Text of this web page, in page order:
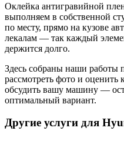
Оклейка антигравийной
выполняем в собственной
по месту, прямо на кузове
лекалам — так каждый
держится долго.
Здесь собраны наши работы
рассмотреть фото и
обсудить вашу машину —
оптимальный вариант.
Другие услуги для